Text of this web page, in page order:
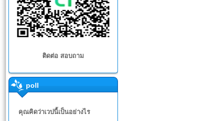
ติดต่อ สอบถาม
poll
คุณคิดว่าเวปนี้เป็นอย่างไร